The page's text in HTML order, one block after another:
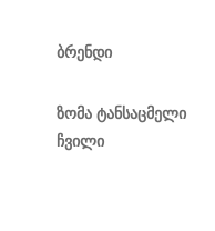
ბრენდი
ზომა ტანსაცმელი
ჩვილი